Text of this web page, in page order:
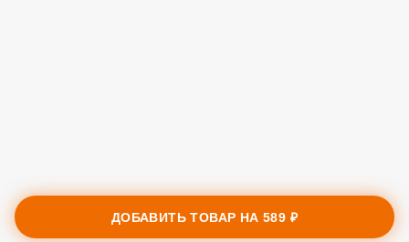
ДОБАВИТЬ ТОВАР НА589 ₽